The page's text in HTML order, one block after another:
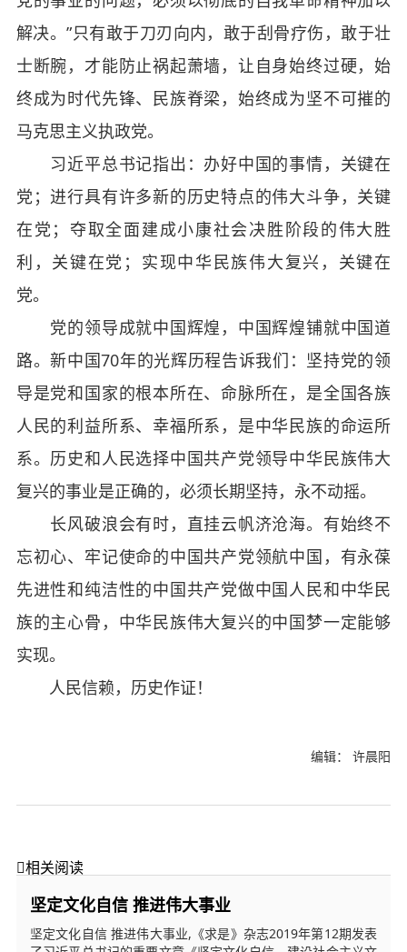
解决。”只有敢于刀刃向内，敢于刮骨疗伤，敢于壮
士断腕，才能防止祸起萧墙，让自身始终过硬，始
终成为时代先锋、民族脊梁，始终成为坚不可摧的
马克思主义执政党。
习近平总书记指出：办好中国的事情，关键在
党；进行具有许多新的历史特点的伟大斗争，关键
在党；夺取全面建成小康社会决胜阶段的伟大胜
利，关键在党；实现中华民族伟大复兴，关键在
党。
党的领导成就中国辉煌，中国辉煌铺就中国道
路。新中国70年的光辉历程告诉我们：坚持党的领
导是党和国家的根本所在、命脉所在，是全国各族
人民的利益所系、幸福所系，是中华民族的命运所
系。历史和人民选择中国共产党领导中华民族伟大
复兴的事业是正确的，必须长期坚持，永不动摇。
长风破浪会有时，直挂云帆济沧海。有始终不
忘初心、牢记使命的中国共产党领航中国，有永葆
先进性和纯洁性的中国共产党做中国人民和中华民
族的主心骨，中华民族伟大复兴的中国梦一定能够
实现。
人民信赖，历史作证！
编辑： 许晨阳
相关阅读
坚定文化自信 推进伟大事业
坚定文化自信 推进伟大事业,《求是》杂志2019年第12期发表